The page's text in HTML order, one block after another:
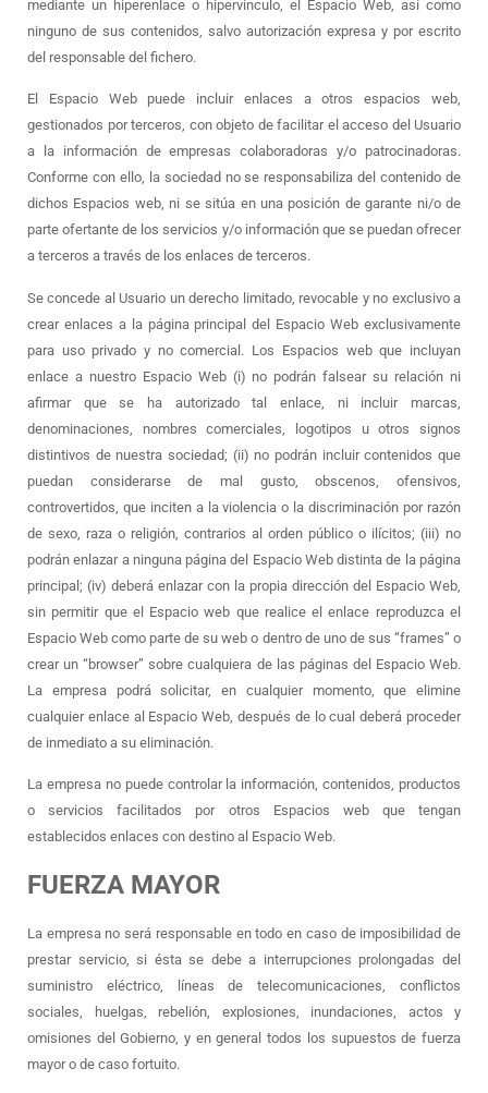
mediante un hiperenlace o hipervínculo, el Espacio Web, así como
ninguno de sus contenidos, salvo autorización expresa y por escrito
del responsable del fichero.
El Espacio Web puede incluir enlaces a otros espacios web,
gestionados por terceros, con objeto de facilitar el acceso del Usuario
a la información de empresas colaboradoras y/o patrocinadoras.
Conforme con ello, la sociedad no se responsabiliza del contenido de
dichos Espacios web, ni se sitúa en una posición de garante ni/o de
parte ofertante de los servicios y/o información que se puedan ofrecer
a terceros a través de los enlaces de terceros.
Se concede al Usuario un derecho limitado, revocable y no exclusivo a
crear enlaces a la página principal del Espacio Web exclusivamente
para uso privado y no comercial. Los Espacios web que incluyan
enlace a nuestro Espacio Web (i) no podrán falsear su relación ni
afirmar que se ha autorizado tal enlace, ni incluir marcas,
denominaciones, nombres comerciales, logotipos u otros signos
distintivos de nuestra sociedad; (ii) no podrán incluir contenidos que
puedan considerarse de mal gusto, obscenos, ofensivos,
controvertidos, que inciten a la violencia o la discriminación por razón
de sexo, raza o religión, contrarios al orden público o ilícitos; (iii) no
podrán enlazar a ninguna página del Espacio Web distinta de la página
principal; (iv) deberá enlazar con la propia dirección del Espacio Web,
sin permitir que el Espacio web que realice el enlace reproduzca el
Espacio Web como parte de su web o dentro de uno de sus “frames” o
crear un “browser” sobre cualquiera de las páginas del Espacio Web.
La empresa podrá solicitar, en cualquier momento, que elimine
cualquier enlace al Espacio Web, después de lo cual deberá proceder
de inmediato a su eliminación.
La empresa no puede controlar la información, contenidos, productos
o servicios facilitados por otros Espacios web que tengan
establecidos enlaces con destino al Espacio Web.
FUERZA MAYOR
La empresa no será responsable en todo en caso de imposibilidad de
prestar servicio, si ésta se debe a interrupciones prolongadas del
suministro eléctrico, líneas de telecomunicaciones, conflictos
sociales, huelgas, rebelión, explosiones, inundaciones, actos y
omisiones del Gobierno, y en general todos los supuestos de fuerza
mayor o de caso fortuito.